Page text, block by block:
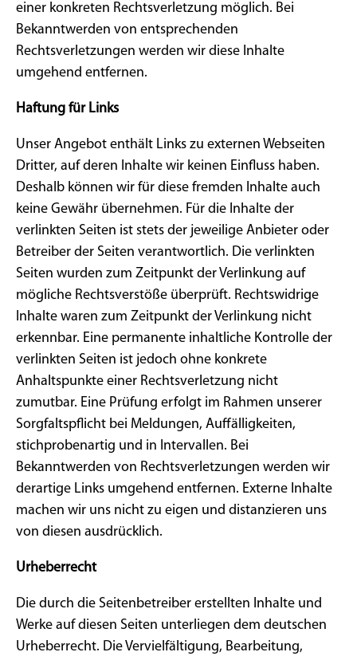
einer konkreten Rechtsverletzung möglich. Bei
Bekanntwerden von entsprechenden
Rechtsverletzungen werden wir diese Inhalte
umgehend entfernen.
Haftung für Links
Unser Angebot enthält Links zu externen Webseiten
Dritter, auf deren Inhalte wir keinen Einfluss haben.
Deshalb können wir für diese fremden Inhalte auch
keine Gewähr übernehmen. Für die Inhalte der
verlinkten Seiten ist stets der jeweilige Anbieter oder
Betreiber der Seiten verantwortlich. Die verlinkten
Seiten wurden zum Zeitpunkt der Verlinkung auf
mögliche Rechtsverstöße überprüft. Rechtswidrige
Inhalte waren zum Zeitpunkt der Verlinkung nicht
erkennbar. Eine permanente inhaltliche Kontrolle der
verlinkten Seiten ist jedoch ohne konkrete
Anhaltspunkte einer Rechtsverletzung nicht
zumutbar. Eine Prüfung erfolgt im Rahmen unserer
Sorgfaltspflicht bei Meldungen, Auffälligkeiten,
stichprobenartig und in Intervallen. Bei
Bekanntwerden von Rechtsverletzungen werden wir
derartige Links umgehend entfernen. Externe Inhalte
machen wir uns nicht zu eigen und distanzieren uns
von diesen ausdrücklich.
Urheberrecht
Die durch die Seitenbetreiber erstellten Inhalte und
Werke auf diesen Seiten unterliegen dem deutschen
Urheberrecht. Die Vervielfältigung, Bearbeitung,